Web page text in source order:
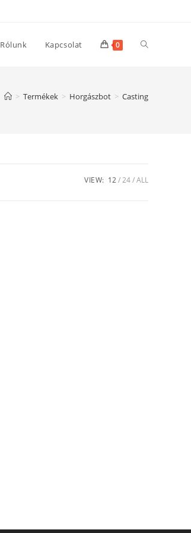
Rólunk Kapcsolat 0 Toggle
> Termékek > Horgászbot > Casting
VIEW: 12 24 ALL